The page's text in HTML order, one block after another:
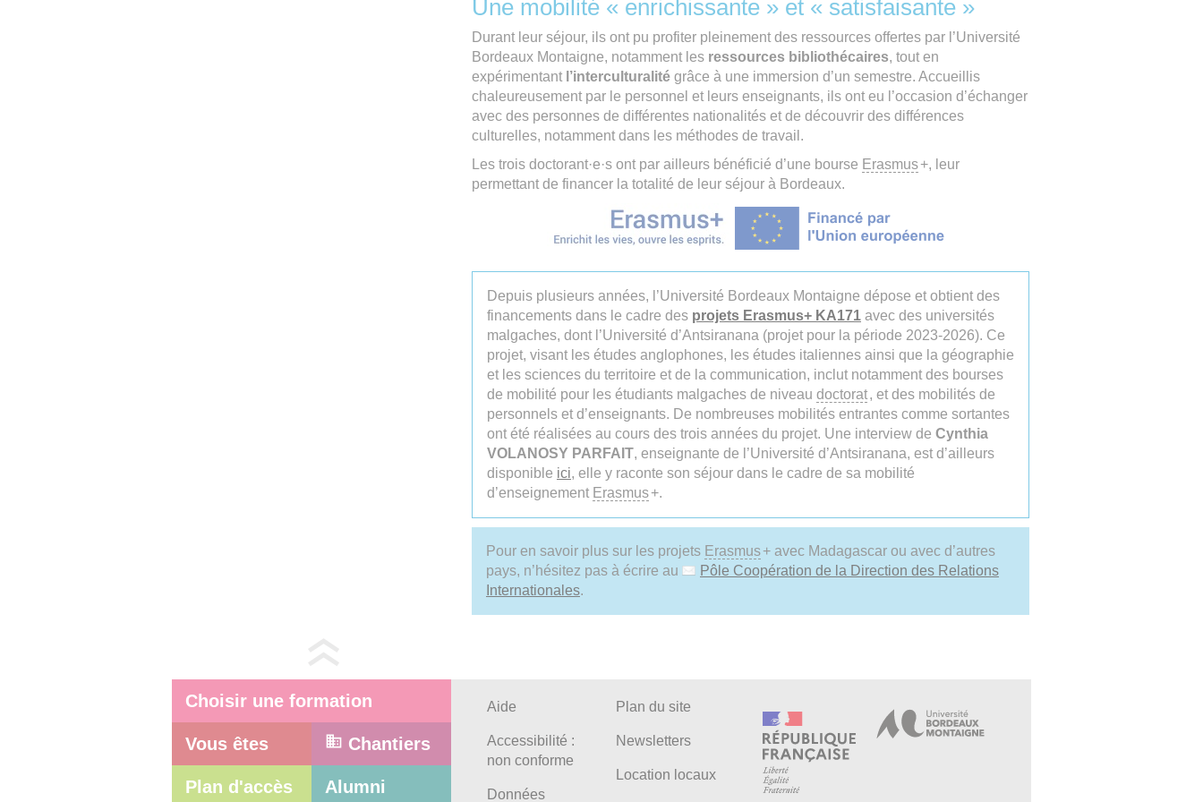
Une mobilité « enrichissante » et « satisfaisante »
Durant leur séjour, ils ont pu profiter pleinement des ressources offertes par l’Université
Bordeaux Montaigne, notamment les ressources bibliothécaires, tout en
expérimentant l’interculturalité grâce à une immersion d’un semestre. Accueillis
chaleureusement par le personnel et leurs enseignants, ils ont eu l’occasion d’échanger
avec des personnes de différentes nationalités et de découvrir des différences
culturelles, notamment dans les méthodes de travail.
Les trois doctorant·e·s ont par ailleurs bénéficié d’une bourse Erasmus+, leur
permettant de financer la totalité de leur séjour à Bordeaux.
Depuis plusieurs années, l’Université Bordeaux Montaigne dépose et obtient des
financements dans le cadre des projets Erasmus+ KA171avec des universités
malgaches, dont l’Université d’Antsiranana (projet pour la période 2023-2026). Ce
projet, visant les études anglophones, les études italiennes ainsi que la géographie
et les sciences du territoire et de la communication, inclut notamment des bourses
de mobilité pour les étudiants malgaches de niveau doctorat, et des mobilités de
personnels et d’enseignants. De nombreuses mobilités entrantes comme sortantes
ont été réalisées au cours des trois années du projet. Une interview de Cynthia
VOLANOSY PARFAIT, enseignante de l’Université d’Antsiranana, est d’ailleurs
disponible ici, elle y raconte son séjour dans le cadre de sa mobilité
d’enseignement Erasmus+.
Pour en savoir plus sur les projets Erasmus+ avec Madagascar ou avec d’autres
pays, n’hésitez pas à écrire au
Pôle Coopération de la Direction des Relations
Internationales.
Choisir une formation
Vous êtes Chantiers
Plan d'accès Alumni
Aide
Accessibilité :
non conforme
Données
Plan du site
Newsletters
Location locaux